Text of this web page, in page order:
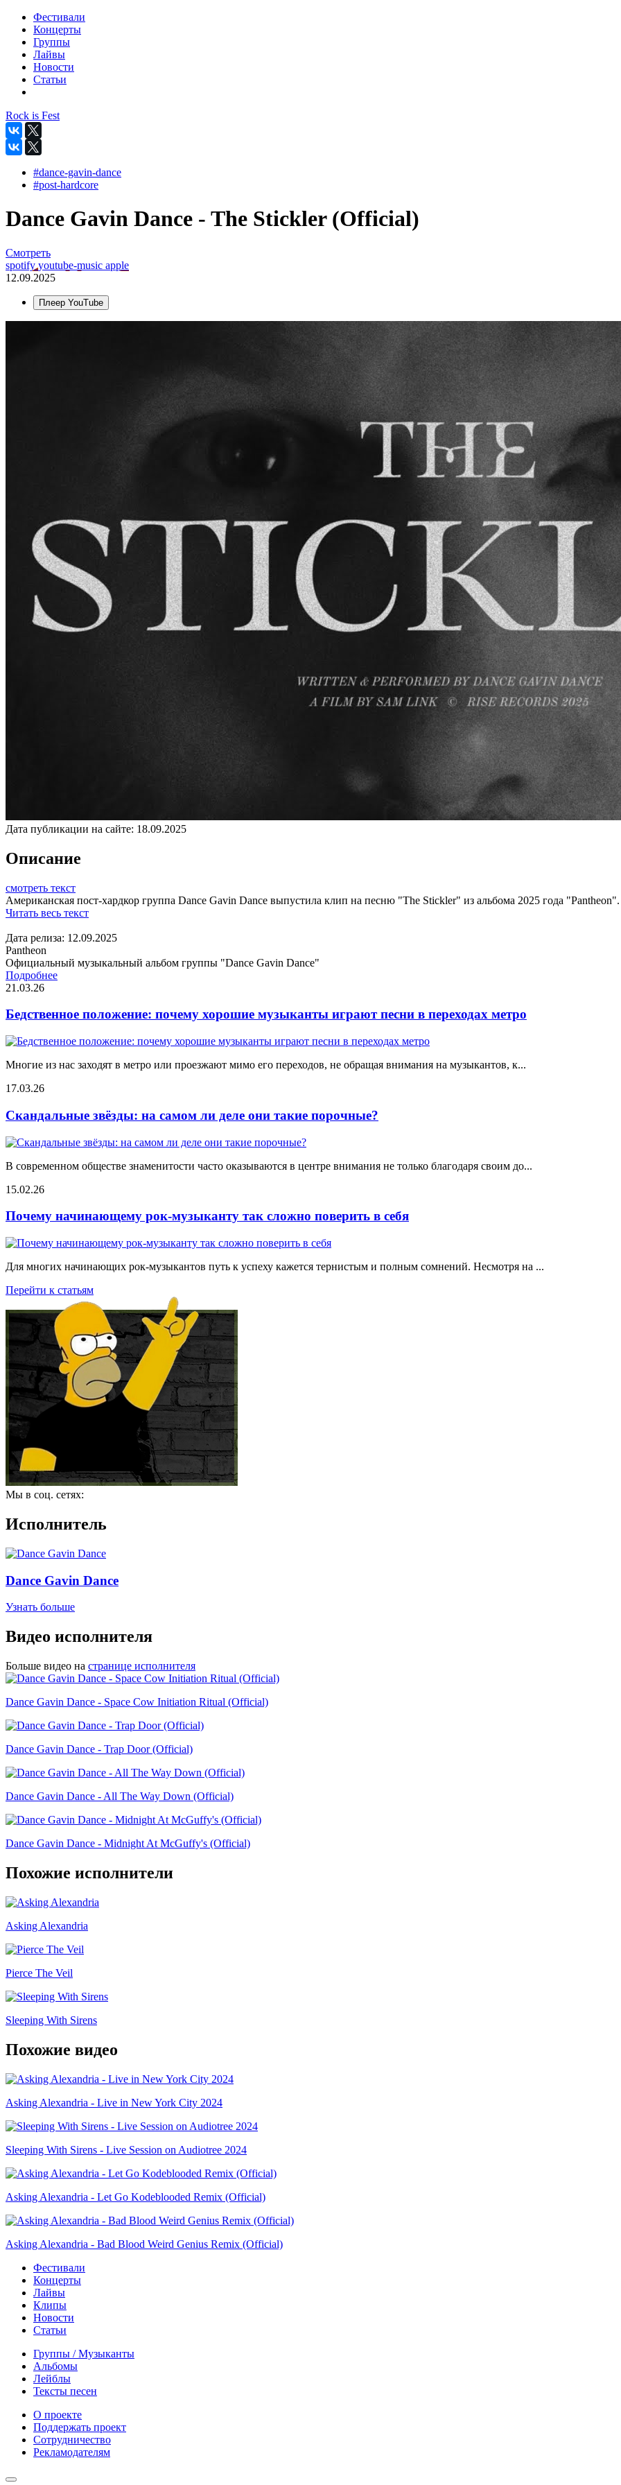
Фестивали
Концерты
Группы
Лайвы
Новости
Статьи
Rock is Fest
#dance-gavin-dance
#post-hardcore
Dance Gavin Dance - The Stickler (Official)
Смотреть
spotifyyoutube-music apple
12.09.2025
Плеер YouTube
Дата публикации на сайте: 18.09.2025
Описание
смотреть текст
Американская пост-хардкор группа Dance Gavin Dance выпустила клип на песню "The Stickler" из альбома 2025 года "Pantheon".
Читать весь текст
Дата релиза: 12.09.2025
Pantheon
Официальный музыкальный альбом группы "Dance Gavin Dance"
Подробнее
21.03.26
Бедственное положение: почему хорошие музыканты играют песни в переходах метро
Многие из нас заходят в метро или проезжают мимо его переходов, не обращая внимания на музыкантов, к...
17.03.26
Скандальные звёзды: на самом ли деле они такие порочные?
В современном обществе знаменитости часто оказываются в центре внимания не только благодаря своим до...
15.02.26
Почему начинающему рок-музыканту так сложно поверить в себя
Для многих начинающих рок-музыкантов путь к успеху кажется тернистым и полным сомнений. Несмотря на ...
Перейти к статьям
Мы в соц. сетях:
Исполнитель
Dance Gavin Dance
Узнать больше
Видео исполнителя
Больше видео на странице исполнителя
Dance Gavin Dance - Space Cow Initiation Ritual (Official)
Dance Gavin Dance - Trap Door (Official)
Dance Gavin Dance - All The Way Down (Official)
Dance Gavin Dance - Midnight At McGuffy's (Official)
Похожие исполнители
Asking Alexandria
Pierce The Veil
Sleeping With Sirens
Похожие видео
Asking Alexandria - Live in New York City 2024
Sleeping With Sirens - Live Session on Audiotree 2024
Asking Alexandria - Let Go Kodeblooded Remix (Official)
Asking Alexandria - Bad Blood Weird Genius Remix (Official)
Фестивали
Концерты
Лайвы
Клипы
Новости
Статьи
Группы / Музыканты
Альбомы
Лейблы
Тексты песен
О проекте
Поддержать проект
Сотрудничество
Рекламодателям